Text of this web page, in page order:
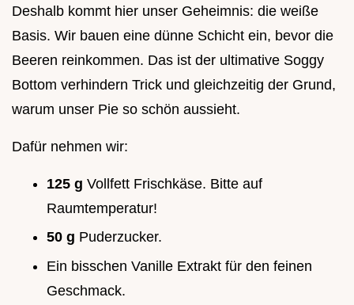
Deshalb kommt hier unser Geheimnis: die weiße
Basis. Wir bauen eine dünne Schicht ein, bevor die
Beeren reinkommen. Das ist der ultimative Soggy
Bottom verhindern Trick und gleichzeitig der Grund,
warum unser Pie so schön aussieht.
Dafür nehmen wir:
125 g Vollfett Frischkäse. Bitte auf
Raumtemperatur!
50 g Puderzucker.
Ein bisschen Vanille Extrakt für den feinen
Geschmack.